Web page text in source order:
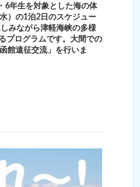
6年生を対象とした海の体
）の1泊2日のスケジュー
みながら津軽海峡の多様
プログラムです。大間での
館遠征交流」を行いま